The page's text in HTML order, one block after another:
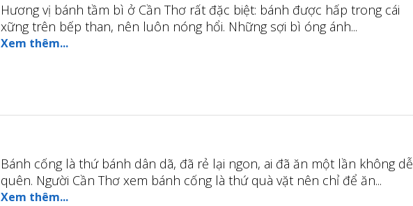
Hương vị bánh tầm bì ở Cần Thơ rất đặc biệt: bánh được hấp trong cái
xững trên bếp than, nên luôn nóng hổi. Những sợi bì óng ánh...
Xem thêm...
Bánh cống là thứ bánh dân dã, đã rẻ lại ngon, ai đã ăn một lần không dễ
quên. Người Cần Thơ xem bánh cống là thứ quà vặt nên chỉ để ăn...
Xem thêm...